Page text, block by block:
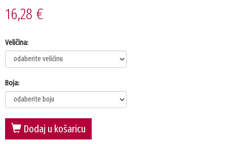
16,28 €
Veličina:
Boja:
Dodaj u košaricu